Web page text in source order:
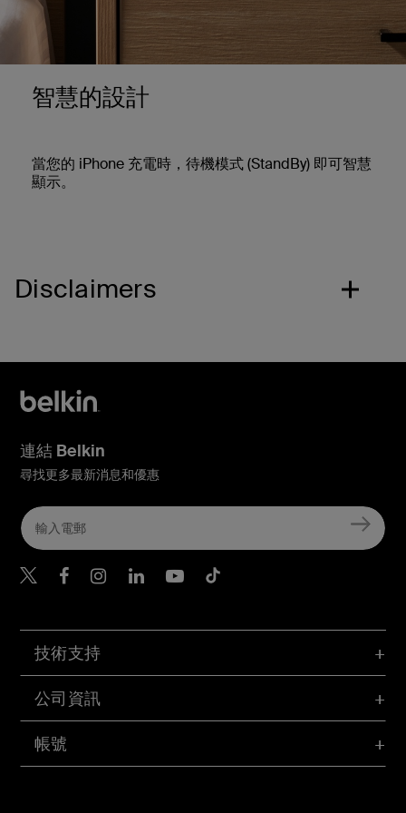
智慧的設計
當您的 iPhone 充電時，待機模式 (StandBy) 即可智慧
顯示。
Disclaimers
帳號
技術支持
公司資訊
連結 Belkin
尋找更多最新消息和優惠
Belkin Twitter
Belkin Hong Kong
Belkin Instagram
Belkin Hong Kong
Belkin Youtube
Belkin TikTok